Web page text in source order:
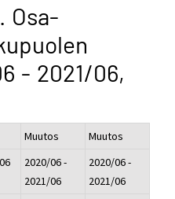
Osa-
- 2021/06,
Muutos
Muutos
2020/06 -
2021/06
2020/06 -
2021/06